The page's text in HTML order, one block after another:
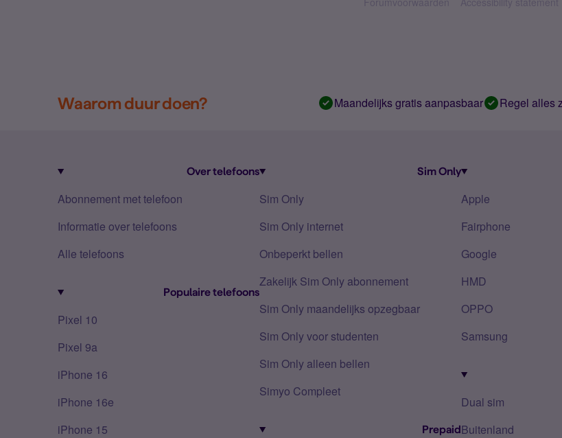
Waarom duur doen? Maandelijks gratis aanpasbaar Regel alles
Over telefoons
Abonnement met telefoon
Informatie over telefoons
Alle telefoons
Populaire telefoons
Pixel 10
Pixel 9a
iPhone 16
iPhone 16e
iPhone 15
Sim Only
Sim Only
Sim Only internet
Onbeperkt bellen
Zakelijk Sim Only abonnement
Sim Only maandelijks opzegbaar
Sim Only voor studenten
Sim Only alleen bellen
Simyo Compleet
Prepaid
Apple
Fairphone
Google
HMD
OPPO
Samsung
Dual sim
Buitenland